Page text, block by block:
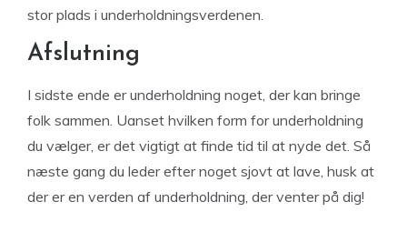
stor plads i underholdningsverdenen.
Afslutning
I sidste ende er underholdning noget, der kan bringe
folk sammen. Uanset hvilken form for underholdning
du vælger, er det vigtigt at finde tid til at nyde det. Så
næste gang du leder efter noget sjovt at lave, husk at
der er en verden af underholdning, der venter på dig!